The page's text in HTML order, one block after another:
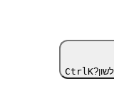
CtrlK